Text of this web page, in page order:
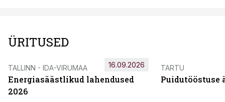
ÜRITUSED
TALLINN - IDA-VIRUMAA
Energiasäästlikud lahendused
2026
16.09.2026 TARTU
Puidutööstuse